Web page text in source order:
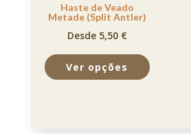
Haste de Veado
Metade (Split Antler)
Desde 5,50 €
Ver opções